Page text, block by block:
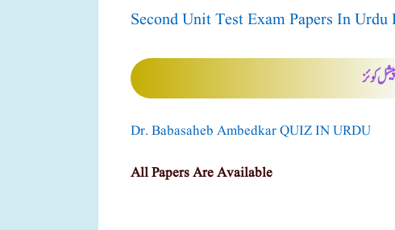
Second Unit Test Exam Papers In Urdu
کوئز
Dr. Babasaheb Ambedkar QUIZ IN URDU
All Papers Are Available